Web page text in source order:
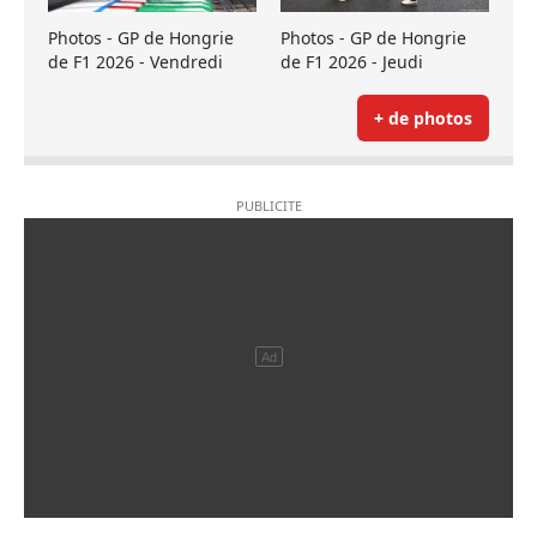
Photos - GP de Hongrie
de F1 2026 - Vendredi
Photos - GP de Hongrie
de F1 2026 - Jeudi
+ de photos